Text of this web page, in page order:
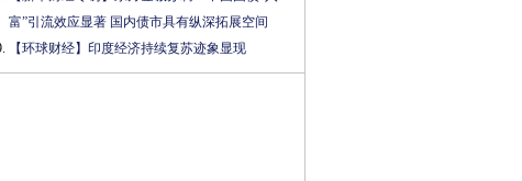
富”引流效应显著 国内债市具有纵深拓展空间
【环球财经】印度经济持续复苏迹象显现